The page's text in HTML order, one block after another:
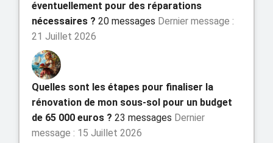
éventuellement pour des réparations
nécessaires ? 20 messages Dernier message :
21 Juillet 2026
Quelles sont les étapes pour finaliser la
rénovation de mon sous-sol pour un budget
de 65 000 euros ? 23 messages Dernier
message : 15 Juillet 2026